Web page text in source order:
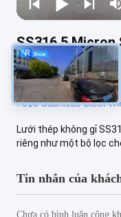
SS316 5
Lưới thép không gỉ
#316 Stainless Steel
Lưới thép không gỉ
riêng như một bộ lọc
Tin nhắn của
Chưa có bình luận công